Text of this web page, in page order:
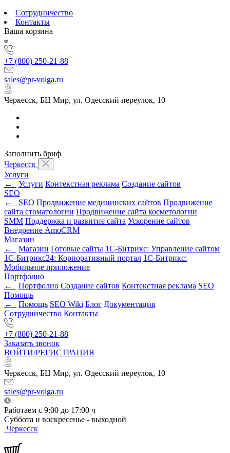
Сотрудничество
Контакты
Ваша корзина
+7 (800) 250-21-88
sales@pr-volga.ru
Черкесск, БЦ Мир, ул. Одесский переулок, 10
Заполнить бриф
Черкесск
Услуги
←
Услуги Контекстная реклама Создание сайтов
SEO
←
SEO Продвижение медицинских сайтов Продвижение
сайта стоматологии Продвижение сайта косметологии
SMM Поддержка и развитие сайта Ускорение сайтов
Внедрение AmoCRM
Магазин
←
Магазин Готовые сайты 1С-Битрикс: Управление сайтом
1С-Битрикс24: Корпоративный портал 1С-Битрикс:
Мобильное приложение
Портфолио
←
Портфолио Создание сайтов Контекстная реклама SEO
Помощь
←
Помощь SEO Wiki Блог Документация
Сотрудничество Контакты
+7 (800) 250-21-88
Заказать звонок
ВОЙТИ/РЕГИСТРАЦИЯ
Черкесск, БЦ Мир, ул. Одесский переулок, 10
sales@pr-volga.ru
Работаем с 9:00 до 17:00 ч
Суббота и воскресенье - выходной
Черкесск